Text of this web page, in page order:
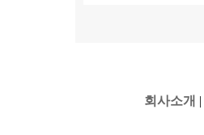
회사소개 |